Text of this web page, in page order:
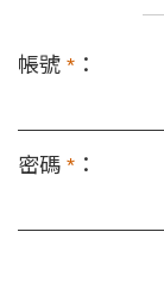
帳號 * ：
密碼 * ：